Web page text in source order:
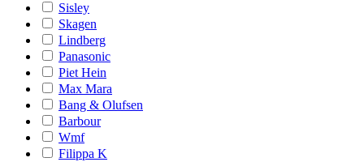
Sisley
Skagen
Lindberg
Panasonic
Piet Hein
Max Mara
Bang & Olufsen
Barbour
Wmf
Filippa K